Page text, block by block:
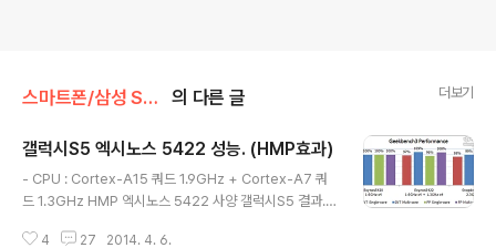
스마트폰/삼성 SAMSUNG 의 다른 글 더보기
갤럭시S5 엑시노스 5422 성능. (HMP효과)
- CPU : Cortex-A15 쿼드 1.9GHz + Cortex-A7 쿼
드 1.3GHz HMP 엑시노스 5422 사양 갤럭시S5 결과.
4 27 2014. 4. 6.